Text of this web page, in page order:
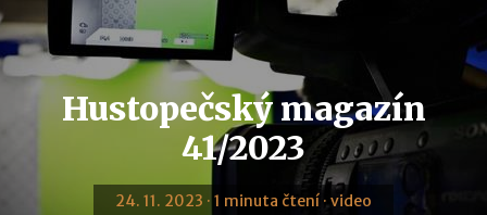
Hustopečský magazín
41/2023
24. 11. 2023 · 1 minuta čtení · video